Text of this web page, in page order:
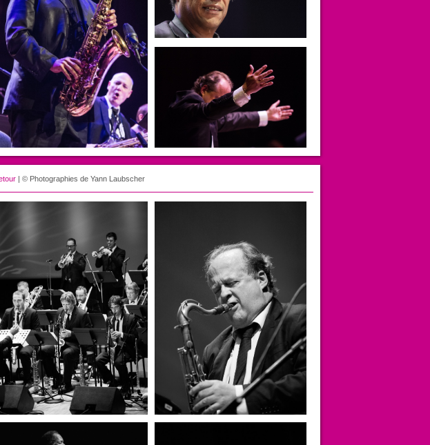
| © Photographies de Yann Laubscher